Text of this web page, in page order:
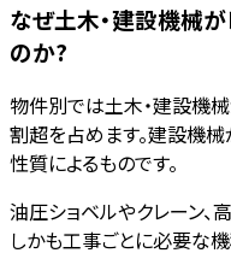
なぜ土木・建設機械
のか?
物件別では土木・建設機
割超を占めます。建設機
性質によるものです。
油圧ショベルやクレーン
しかも工事ごとに必要な